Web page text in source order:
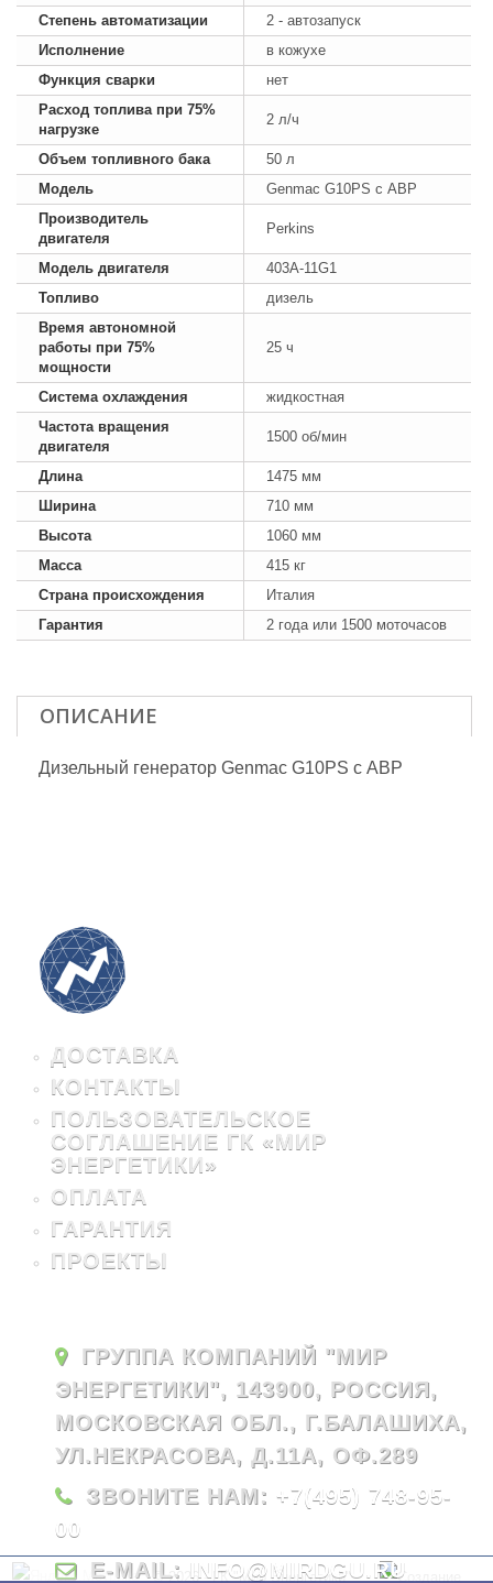
Степень автоматизации
2 - автозапуск
Исполнение
в кожухе
Функция сварки
нет
Расход топлива при 75%
нагрузке
2 л/ч
Объем топливного бака
50 л
Модель
Genmac G10PS с АВР
Производитель
двигателя
Perkins
Модель двигателя
403A-11G1
Топливо
дизель
Время автономной
работы при 75%
мощности
25 ч
Система охлаждения
жидкостная
Частота вращения
двигателя
1500 об/мин
Длина
1475 мм
Ширина
710 мм
Высота
1060 мм
Масса
415 кг
Страна происхождения
Италия
Гарантия
2 года или 1500 моточасов
ОПИСАНИЕ
Дизельный генератор Genmac G10PS с АВР
ДОСТАВКА
КОНТАКТЫ
ПОЛЬЗОВАТЕЛЬСКОЕ
СОГЛАШЕНИЕ ГК «МИР
ЭНЕРГЕТИКИ»
ОПЛАТА
ГАРАНТИЯ
ПРОЕКТЫ
© 2026 - ГК "Мир Энергетики"
ГРУППА КОМПАНИЙ "МИР
ЭНЕРГЕТИКИ", 143900, РОССИЯ,
МОСКОВСКАЯ ОБЛ., Г.БАЛАШИХА,
УЛ.НЕКРАСОВА, Д.11А, ОФ.289
ЗВОНИТЕ НАМ: +7(495) 748-95-
00
E-MAIL: INFO@MIRDGU.RU